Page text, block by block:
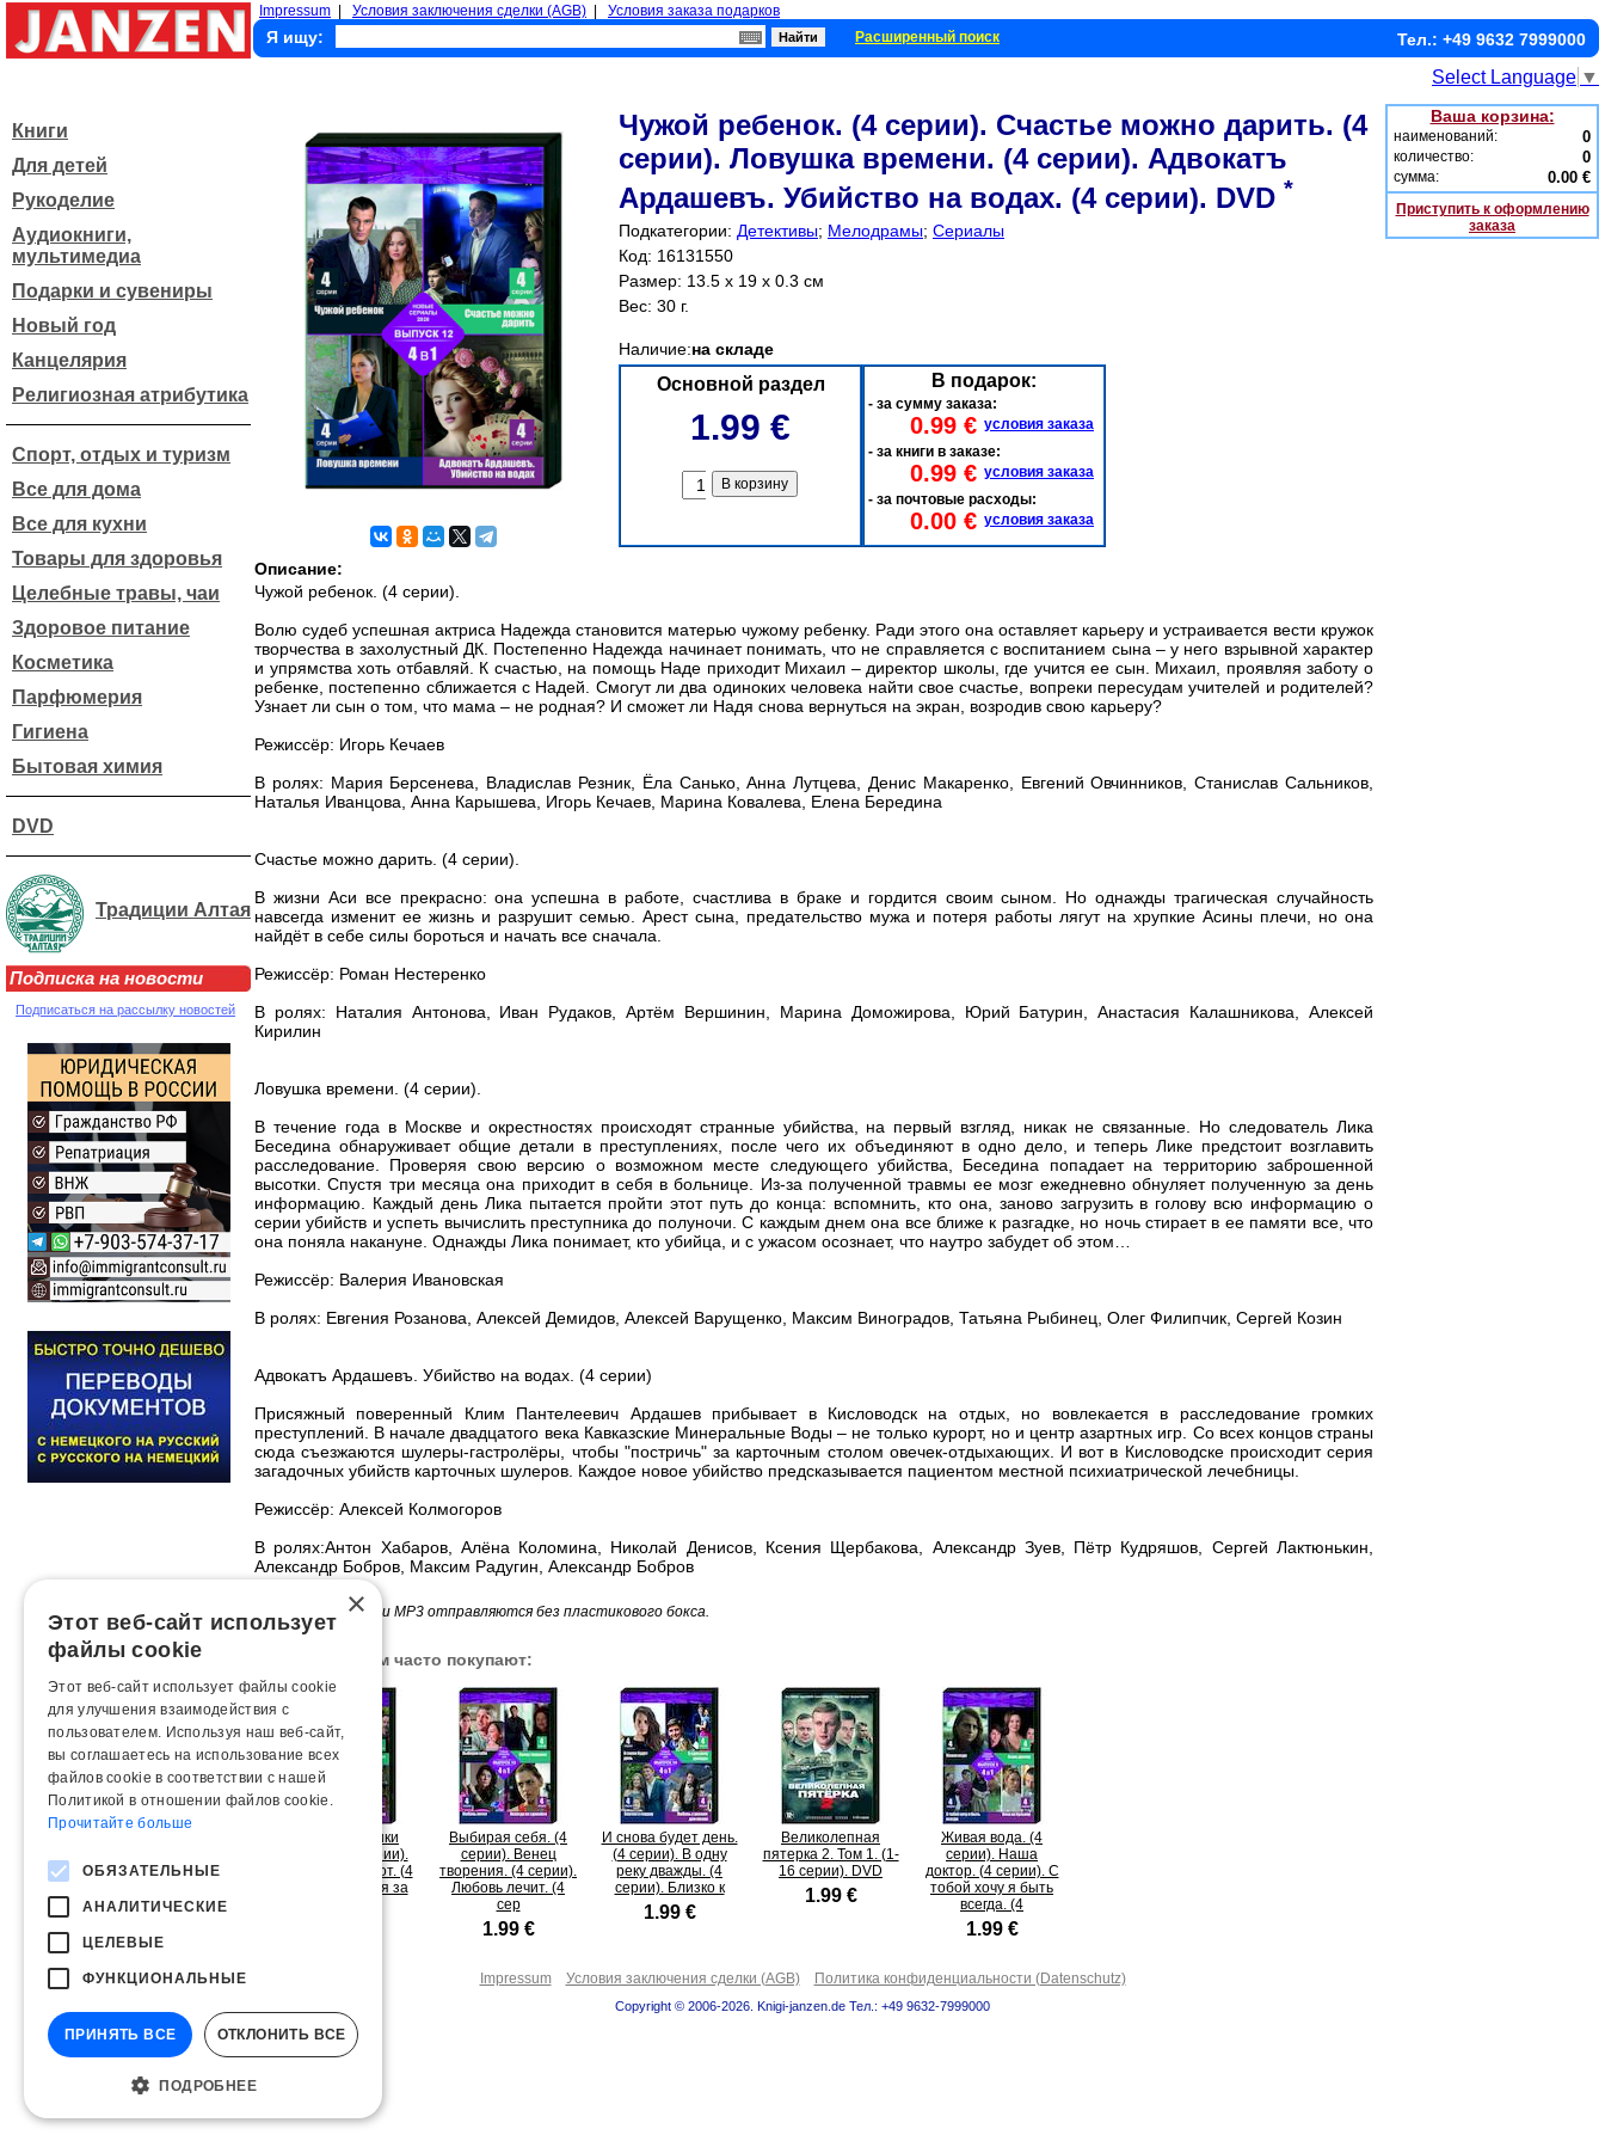
Impressum Условия заключения сделки (AGB) Условия заказа подарков
Я ищу: Расширенный поиск Тел.: +49 9632 7999000
Select Language ▼
Книги
Для детей
Рукоделие
Аудиокниги,
мультимедиа
Подарки и сувениры
Новый год
Канцелярия
Религиозная атрибутика
Спорт, отдых и туризм
Все для дома
Все для кухни
Товары для здоровья
Целебные травы, чаи
Здоровое питание
Косметика
Парфюмерия
Гигиена
Бытовая химия
DVD
Традиции Алтая
Подписка на новости
Подписаться на рассылку новостей
Чужой ребенок. (4 серии). Счастье можно дарить. (4
серии). Ловушка времени. (4 серии). Адвокатъ
Ардашевъ. Убийство на водах. (4 серии). DVD *
Подкатегории: Детективы; Мелодрамы; Сериалы
Код: 16131550
Размер: 13.5 x 19 x 0.3 см
Вес: 30 г.
Наличие:на складе
Основной раздел
1.99 €
В подарок:
- за сумму заказа:
0.99 € условия заказа
- за книги в заказе:
0.99 € условия заказа
- за почтовые расходы:
0.00 € условия заказа
Описание:
Чужой ребенок. (4 серии).
Волю судеб успешная актриса Надежда становится матерью чужому ребенку. Ради этого она оставляет карьеру и устраивается вести кружок
творчества в захолустный ДК. Постепенно Надежда начинает понимать, что не справляется с воспитанием сына – у него взрывной характер
и упрямства хоть отбавляй. К счастью, на помощь Наде приходит Михаил – директор школы, где учится ее сын. Михаил, проявляя заботу о
ребенке, постепенно сближается с Надей. Смогут ли два одиноких человека найти свое счастье, вопреки пересудам учителей и родителей?
Узнает ли сын о том, что мама – не родная? И сможет ли Надя снова вернуться на экран, возродив свою карьеру?
Режиссёр: Игорь Кечаев
В ролях: Мария Берсенева, Владислав Резник, Ёла Санько, Анна Лутцева, Денис Макаренко, Евгений Овчинников, Станислав Сальников,
Наталья Иванцова, Анна Карышева, Игорь Кечаев, Марина Ковалева, Елена Бередина
Счастье можно дарить. (4 серии).
В жизни Аси все прекрасно: она успешна в работе, счастлива в браке и гордится своим сыном. Но однажды трагическая случайность
навсегда изменит ее жизнь и разрушит семью. Арест сына, предательство мужа и потеря работы лягут на хрупкие Асины плечи, но она
найдёт в себе силы бороться и начать все сначала.
Режиссёр: Роман Нестеренко
В ролях: Наталия Антонова, Иван Рудаков, Артём Вершинин, Марина Доможирова, Юрий Батурин, Анастасия Калашникова, Алексей
Кирилин
Ловушка времени. (4 серии).
В течение года в Москве и окрестностях происходят странные убийства, на первый взгляд, никак не связанные. Но следователь Лика
Беседина обнаруживает общие детали в преступлениях, после чего их объединяют в одно дело, и теперь Лике предстоит возглавить
расследование. Проверяя свою версию о возможном месте следующего убийства, Беседина попадает на территорию заброшенной
высотки. Спустя три месяца она приходит в себя в больнице. Из-за полученной травмы ее мозг ежедневно обнуляет полученную за день
информацию. Каждый день Лика пытается пройти этот путь до конца: вспомнить, кто она, заново загрузить в голову всю информацию о
серии убийств и успеть вычислить преступника до полуночи. С каждым днем она все ближе к разгадке, но ночь стирает в ее памяти все, что
она поняла накануне. Однажды Лика понимает, кто убийца, и с ужасом осознает, что наутро забудет об этом…
Режиссёр: Валерия Ивановская
В ролях: Евгения Розанова, Алексей Демидов, Алексей Варущенко, Максим Виноградов, Татьяна Рыбинец, Олег Филипчик, Сергей Козин
Адвокатъ Ардашевъ. Убийство на водах. (4 серии)
Присяжный поверенный Клим Пантелеевич Ардашев прибывает в Кисловодск на отдых, но вовлекается в расследование громких
преступлений. В начале двадцатого века Кавказские Минеральные Воды – не только курорт, но и центр азартных игр. Со всех концов страны
сюда съезжаются шулеры-гастролёры, чтобы "постричь" за карточным столом овечек-отдыхающих. И вот в Кисловодске происходит серия
загадочных убийств карточных шулеров. Каждое новое убийство предсказывается пациентом местной психиатрической лечебницы.
Режиссёр: Алексей Колмогоров
В ролях:Антон Хабаров, Алёна Коломина, Николай Денисов, Ксения Щербакова, Александр Зуев, Пётр Кудряшов, Сергей Лактюнькин,
Александр Бобров, Максим Радугин, Александр Бобров
DVD, аудио CD и MP3 отправляются без пластикового бокса.
С этим товаром часто покупают:
Одноклассники
смерти. (4 серии).
Слепой поворот. (4
серии). Сжигая за
Выбирая себя. (4
серии). Венец
творения. (4 серии).
Любовь лечит. (4
сер
1.99 €
И снова будет день.
(4 серии). В одну
реку дважды. (4
серии). Близко к
1.99 €
Великолепная
пятерка 2. Том 1. (1-
16 серии). DVD
1.99 €
Живая вода. (4
серии). Наша
доктор. (4 серии). С
тобой хочу я быть
всегда. (4
1.99 €
Ваша корзина:
наименований: 0
количество: 0
сумма: 0.00 €
Приступить к оформлению
заказа
Impressum Условия заключения сделки (AGB) Политика конфиденциальности (Datenschutz)
Copyright © 2006-2026. Knigi-janzen.de Тел.: +49 9632-7999000
×
Этот веб-сайт использует
файлы cookie
Этот веб-сайт использует файлы cookie
для улучшения взаимодействия с
пользователем. Используя наш веб-сайт,
вы соглашаетесь на использование всех
файлов cookie в соответствии с нашей
Политикой в ​​отношении файлов cookie.
Прочитайте больше
ОБЯЗАТЕЛЬНЫЕ
АНАЛИТИЧЕСКИЕ
ЦЕЛЕВЫЕ
ФУНКЦИОНАЛЬНЫЕ
ПРИНЯТЬ ВСЕ ОТКЛОНИТЬ ВСЕ
ПОДРОБНЕЕ